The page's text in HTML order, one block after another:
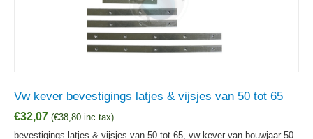
Vw kever bevestigings latjes & vijsjes van 50 tot 65
€32,07 (€38,80 inc tax)
bevestigings latjes & vijsjes van 50 tot 65, vw kever van bouwjaar 50